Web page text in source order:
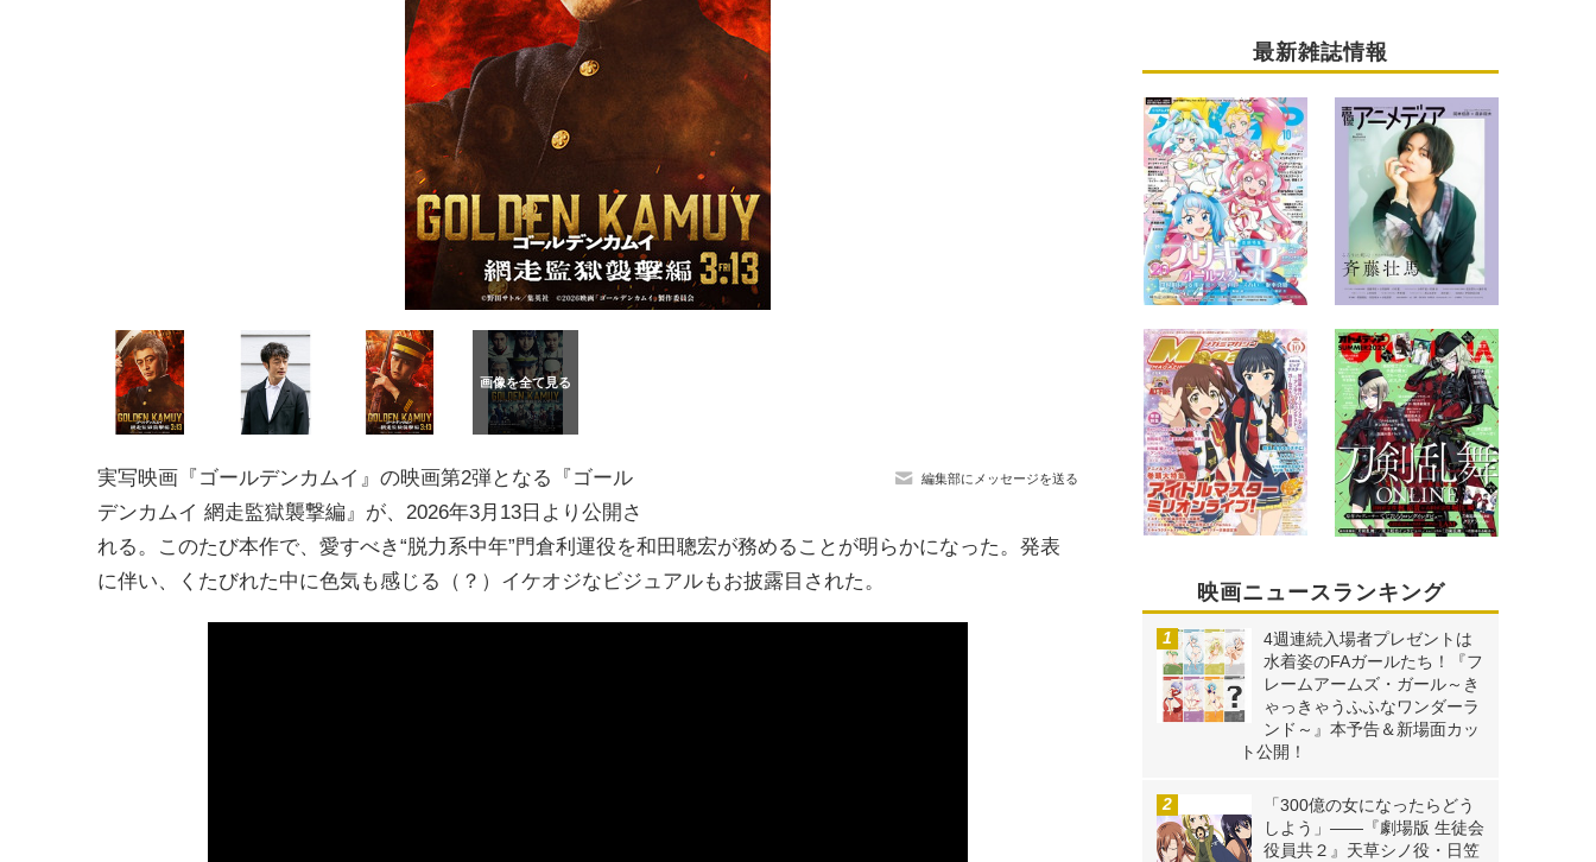
編集部にメッセージを送る
実写映画『ゴールデンカムイ』の映画第2弾となる『ゴール
デンカムイ 網走監獄襲撃編』が、2026年3月13日より公開さ
れる。このたび本作で、愛すべき“脱力系中年”門倉利運役を和田聰宏が務めることが明らかになった。発表
に伴い、くたびれた中に色気も感じる（？）イケオジなビジュアルもお披露目された。
最新雑誌情報
映画ニュースランキング
4週連続入場者プレゼントは
水着姿のFAガールたち！『フ
レームアームズ・ガール～き
ゃっきゃうふふなワンダーラ
ンド～』本予告＆新場面カッ
ト公開！
「300億の女になったらどう
しよう」――『劇場版 生徒会
役員共２』天草シノ役・日笠